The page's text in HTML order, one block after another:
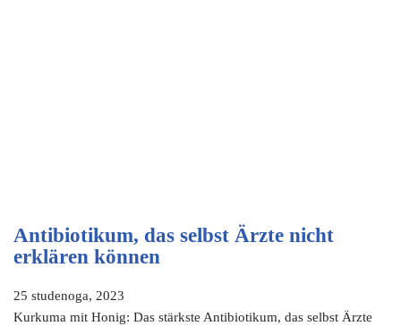
Antibiotikum, das selbst Ärzte nicht
erklären können
25 studenoga, 2023
Kurkuma mit Honig: Das stärkste Antibiotikum, das selbst Ärzte